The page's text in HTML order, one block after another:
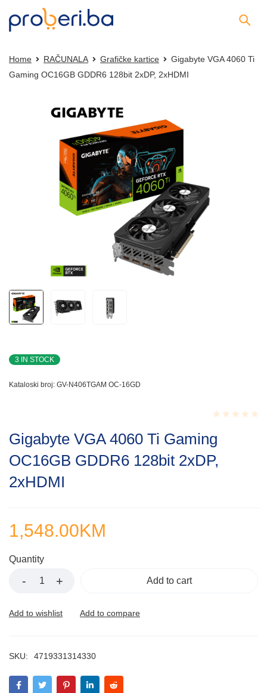
Home RAČUNALA Grafičke kartice
Gigabyte VGA 4060 Ti
Gaming OC16GB GDDR6 128bit 2xDP, 2xHDMI
3 IN STOCK
Kataloski broj: GV-N406TGAM OC-16GD
0.001
out
of
5
Gigabyte VGA 4060 Ti Gaming
OC16GB GDDR6 128bit 2xDP,
2xHDMI
1,548.00KM
Quantity
Add to cart
SKU: 4719331314330